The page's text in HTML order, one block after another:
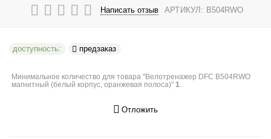
Написать отзыв АРТИКУЛ: B504RWO
доступность: предзаказ
Минимальное количество для товара "Велотренажер DFC B504RWO
магнитный (белый корпус, оранжевая полоса)"1.
Отложить